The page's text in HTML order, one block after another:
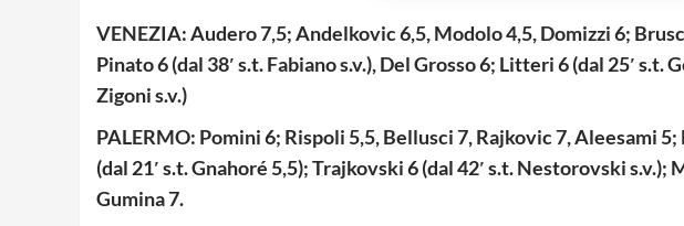
VENEZIA: Audero 7,5; Andelkovic 6,5, Modolo 4,5, Domizzi 6;
Pinato 6 (dal 38′ s.t. Fabiano s.v.), Del Grosso 6; Litteri 6 (dal 25′ s.t.
Zigoni s.v.)
PALERMO: Pomini 6; Rispoli 5,5, Bellusci 7, Rajkovic 7, Aleesami
(dal 21′ s.t. Gnahoré 5,5); Trajkovski 6 (dal 42′ s.t. Nestorovski s.v.);
Gumina 7.